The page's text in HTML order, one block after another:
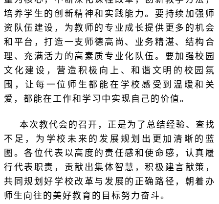
培养学生的创新精神和实践能力。要持续加强师
资队伍建设，为教师的专业成长提供更多的机会
和平台，打造一支师德高尚、业务精湛、结构合
理、充满活力的高素质专业化队伍。要加强校园
文化建设，营造积极向上、和谐文明的校园氛
围，让每一位师生都能在学校感受到温暖和关
爱，都能在工作和学习中实现自己的价值。
本次教代会的召开，正是为了总结经验、查找
不足，为学校未来的发展规划出更加清晰的蓝
图。各位代表以高度的责任感和使命感，认真履
行代表职责，贡献出集体智慧，积极建言献策，
共同规划好学校改革与发展的正确路径，朝着办
师生向往的美好教育的目标努力奋斗。